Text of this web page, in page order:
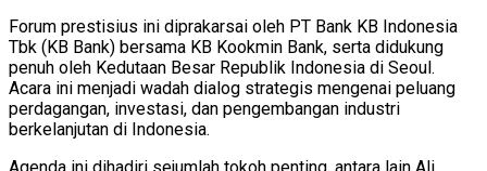
Forum prestisius ini diprakarsai oleh PT Bank KB Indonesia
Tbk (KB Bank) bersama KB Kookmin Bank, serta didukung
penuh oleh Kedutaan Besar Republik Indonesia di Seoul.
Acara ini menjadi wadah dialog strategis mengenai peluang
perdagangan, investasi, dan pengembangan industri
berkelanjutan di Indonesia.